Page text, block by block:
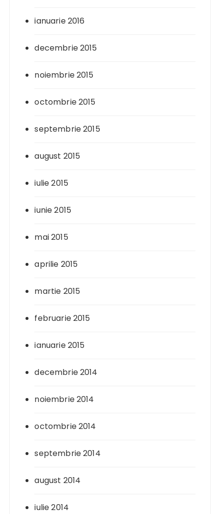
ianuarie 2016
decembrie 2015
noiembrie 2015
octombrie 2015
septembrie 2015
august 2015
iulie 2015
iunie 2015
mai 2015
aprilie 2015
martie 2015
februarie 2015
ianuarie 2015
decembrie 2014
noiembrie 2014
octombrie 2014
septembrie 2014
august 2014
iulie 2014